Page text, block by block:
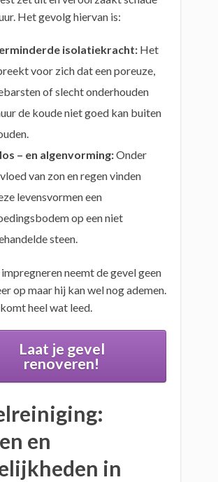
Het gevolg hiervan is:
isolatiekracht: Het
voor zich dat een poreuze,
of slecht onderhouden
de koude niet goed kan buiten
– en algenvorming:Onder
van zon en regen vinden
levensvormen een
op een niet
steen.
neemt de gevel geen
op maar hij kan wel nog ademen.
heel wat leed.
Laat je gevel
renoveren!
en
in